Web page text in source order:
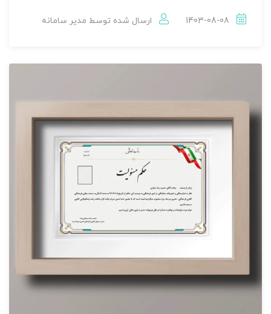
1403-08-08 ارسال شده توسط مدير سامانه